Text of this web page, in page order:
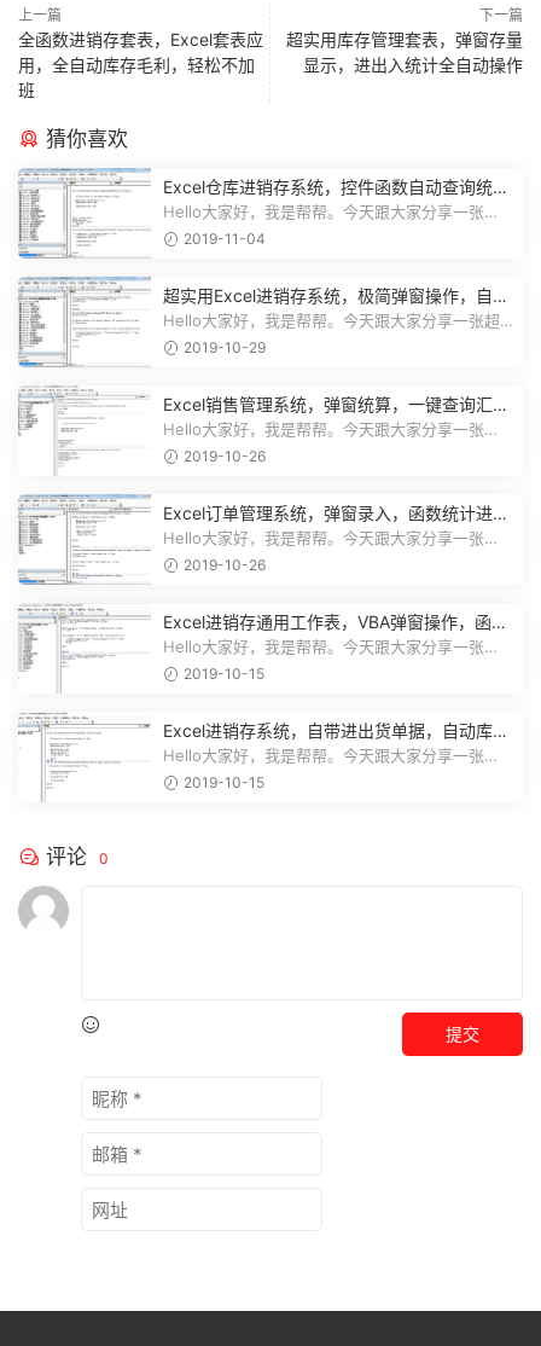
上一篇
全函数进销存套表，Excel套表应
用，全自动库存毛利，轻松不加
班
下一篇
超实用库存管理套表，弹窗存量
显示，进出入统计全自动操作
猜你喜欢
Excel仓库进销存系统，控件函数自动查询统
计，动态图表一目了然
Hello大家好，我是帮帮。今天跟大家分享一张
Excel仓库进销存系统，控件函数自动查...
2019-11-04
超实用Excel进销存系统，极简弹窗操作，自动
库存营收汇总不加班
Hello大家好，我是帮帮。今天跟大家分享一张超
实用Excel进销存系统，极简弹窗操...
2019-10-29
Excel销售管理系统，弹窗统算，一键查询汇
总，实用简单不加班
Hello大家好，我是帮帮。今天跟大家分享一张
Excel销售管理系统，弹窗统算，一键...
2019-10-26
Excel订单管理系统，弹窗录入，函数统计进
度，收款查询一键操作
Hello大家好，我是帮帮。今天跟大家分享一张
Excel订单管理系统，弹窗录入，函数...
2019-10-26
Excel进销存通用工作表，VBA弹窗操作，函数
库存，一键查询不劳心
Hello大家好，我是帮帮。今天跟大家分享一张
Excel进销存通用工作表，VBA弹窗操作...
2019-10-15
Excel进销存系统，自带进出货单据，自动库
存，弹窗图表不加班
Hello大家好，我是帮帮。今天跟大家分享一张
Excel进销存系统，自带进出货单据打...
2019-10-15
评论 0
提交